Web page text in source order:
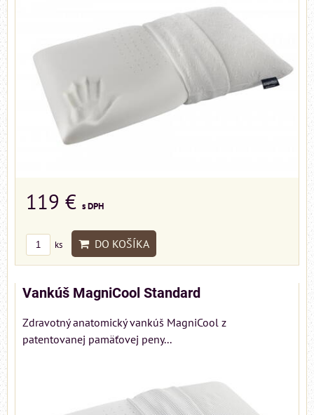
119 € s DPH
ks DO KOŠÍKA
Vankúš MagniCool Standard
Zdravotný anatomický vankúš MagniCool z
patentovanej pamäťovej peny...